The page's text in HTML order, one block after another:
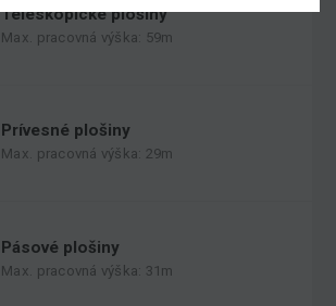
Teleskopické plošiny
Max. pracovná výška: 59m
Prívesné plošiny
Max. pracovná výška: 29m
Pásové plošiny
Max. pracovná výška: 31m